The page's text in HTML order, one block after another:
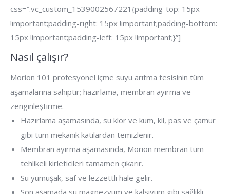
css=”.vc_custom_1539002567221{padding-top: 15px
!important;padding-right: 15px !important;padding-bottom:
15px !important;padding-left: 15px !important;}”]
Nasıl çalışır?
Morion 101 profesyonel içme suyu arıtma tesisinin tüm
aşamalarına sahiptir; hazırlama, membran ayırma ve
zenginleştirme.
Hazırlama aşamasında, su klor ve kum, kil, pas ve çamur
gibi tüm mekanik katılardan temizlenir.
Membran ayırma aşamasında, Morion membran tüm
tehlikeli kirleticileri tamamen çıkarır.
Su yumuşak, saf ve lezzettli hale gelir.
Son aşamada su magnezyum ve kalsiyum gibi sağlıklı